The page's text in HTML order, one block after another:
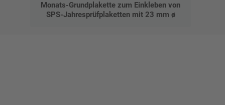
Monats-Grundplakette zum Einkleben von
SPS-Jahresprüfplaketten mit 23 mm ø